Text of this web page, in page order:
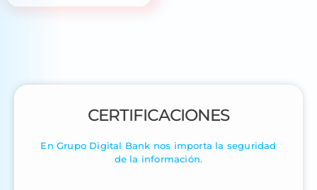
CERTIFICACIONES
En Grupo Digital Bank nos importa la seguridad
de la información.